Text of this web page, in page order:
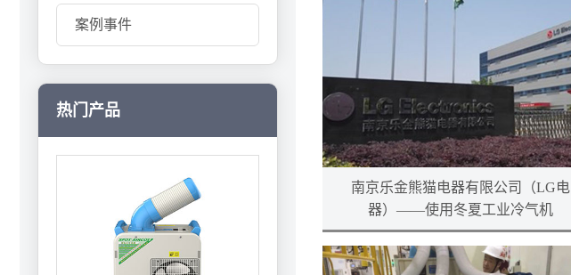
南京乐金熊猫电器有限公司（LG电
器）——使用冬夏工业冷气机
案例事件
热门产品